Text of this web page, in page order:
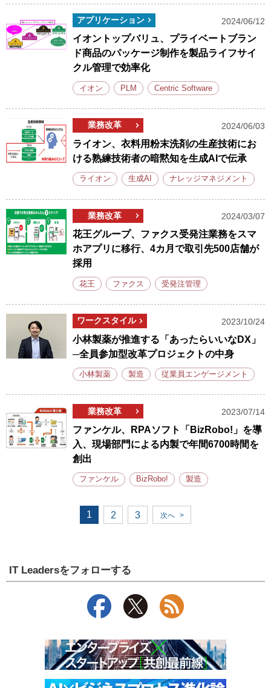
アプリケーション 2024/06/12
イオントップバリュ、プライベートブラン
ド商品のパッケージ制作を製品ライフサイ
クル管理で効率化
イオン PLM Centric Software
業務改革 2024/06/03
ライオン、衣料用粉末洗剤の生産技術にお
ける熟練技術者の暗黙知を生成AIで伝承
ライオン 生成AI ナレッジマネジメント
業務改革 2024/03/07
花王グループ、ファクス受発注業務をスマ
ホアプリに移行、4カ月で取引先500店舗が
採用
花王 ファクス 受発注管理
ワークスタイル 2023/10/24
小林製薬が推進する「あったらいいなDX」
─全員参加型改革プロジェクトの中身
小林製薬 製造 従業員エンゲージメント
業務改革 2023/07/14
ファンケル、RPAソフト「BizRobo!」を導
入、現場部門による内製で年間6700時間を
創出
ファンケル BizRobo! 製造
1 2 3 次へ >
IT Leadersをフォローする